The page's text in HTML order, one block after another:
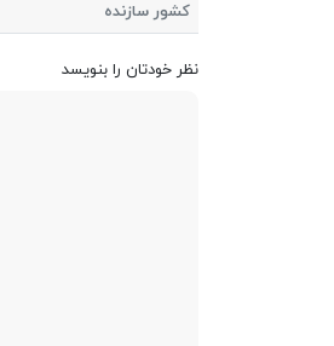
کشور سازنده
نظر خودتان را بنویسد